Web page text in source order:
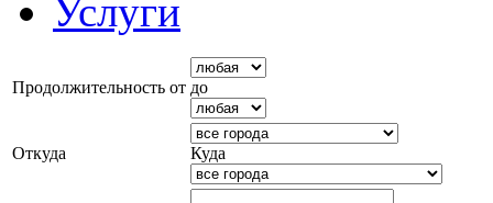
Услуги
Продолжительность от до
Откуда Куда